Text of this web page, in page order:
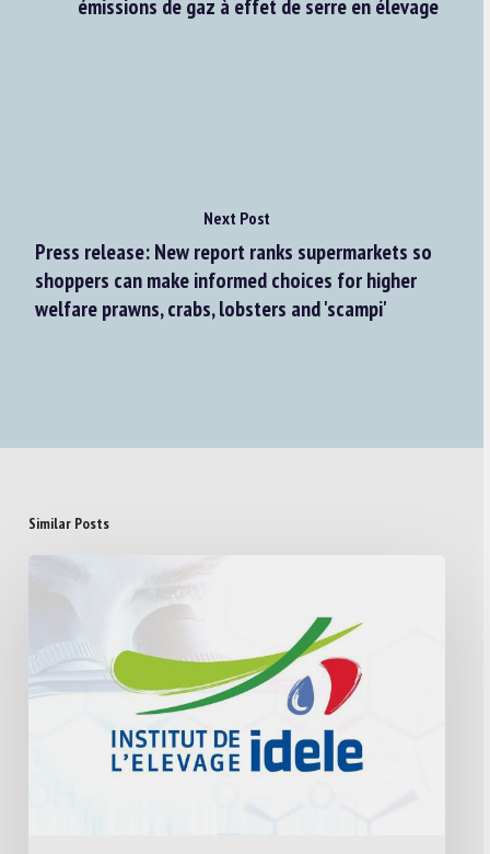
émissions de gaz à effet de serre en élevage
Next Post
Press release: New report ranks supermarkets so
shoppers can make informed choices for higher
welfare prawns, crabs, lobsters and 'scampi'
Similar Posts